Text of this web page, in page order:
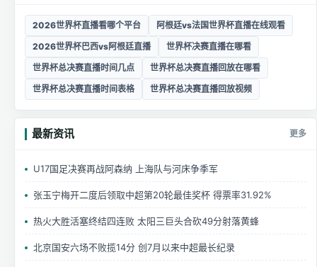
2026世界杯直播看哪个平台
阿根廷vs法国世界杯直播在线观看
2026世界杯巴西vs阿根廷直播
世界杯决赛直播在哪看
世界杯总决赛直播时间几点
世界杯总决赛直播回放在哪看
世界杯总决赛直播时间表格
世界杯总决赛直播回放视频
最新资讯 更多
U17国足决赛再战阿森纳 上海队与河床争季军
张玉宁梅开二度后领取中超第20轮最佳奖杯 得票率31.92%
热火大胜活塞终结四连败 太阳三巨头合砍49分射落黄蜂
北京国安六场不败揽14分 创7月以来中超最长纪录